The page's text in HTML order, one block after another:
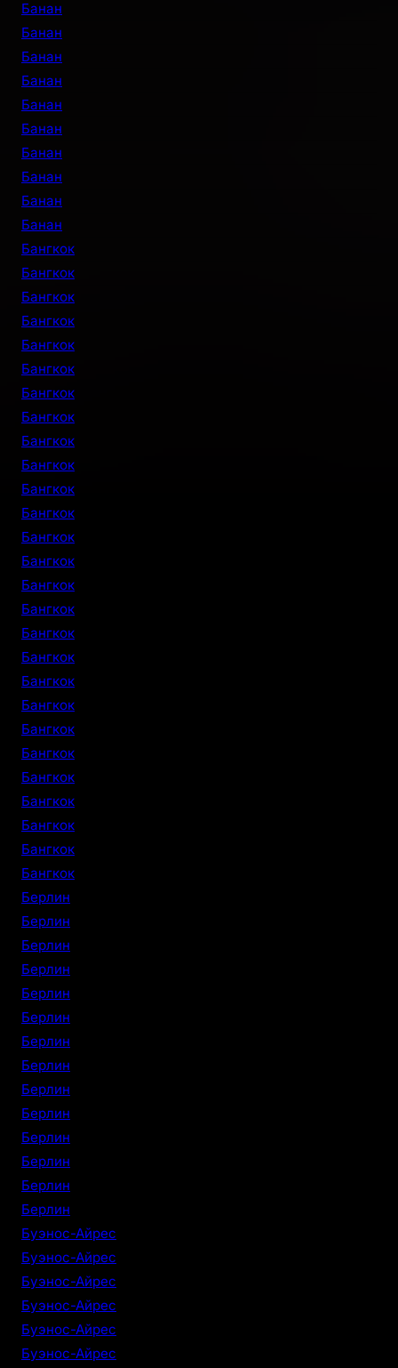
Банан
Банан
Банан
Банан
Банан
Банан
Банан
Банан
Банан
Банан
Бангкок
Бангкок
Бангкок
Бангкок
Бангкок
Бангкок
Бангкок
Бангкок
Бангкок
Бангкок
Бангкок
Бангкок
Бангкок
Бангкок
Бангкок
Бангкок
Бангкок
Бангкок
Бангкок
Бангкок
Бангкок
Бангкок
Бангкок
Бангкок
Бангкок
Бангкок
Бангкок
Берлин
Берлин
Берлин
Берлин
Берлин
Берлин
Берлин
Берлин
Берлин
Берлин
Берлин
Берлин
Берлин
Берлин
Буэнос-Айрес
Буэнос-Айрес
Буэнос-Айрес
Буэнос-Айрес
Буэнос-Айрес
Буэнос-Айрес